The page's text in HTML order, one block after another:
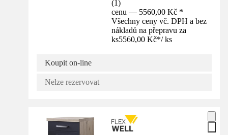
(1)
cenu — 5560,00 Kč *
Všechny ceny vč. DPH a bez
nákladů na přepravu za
ks5560,00 Kč*/ ks
Koupit on-line
Nelze rezervovat